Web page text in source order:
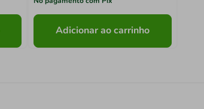
Adicionar ao carrinho